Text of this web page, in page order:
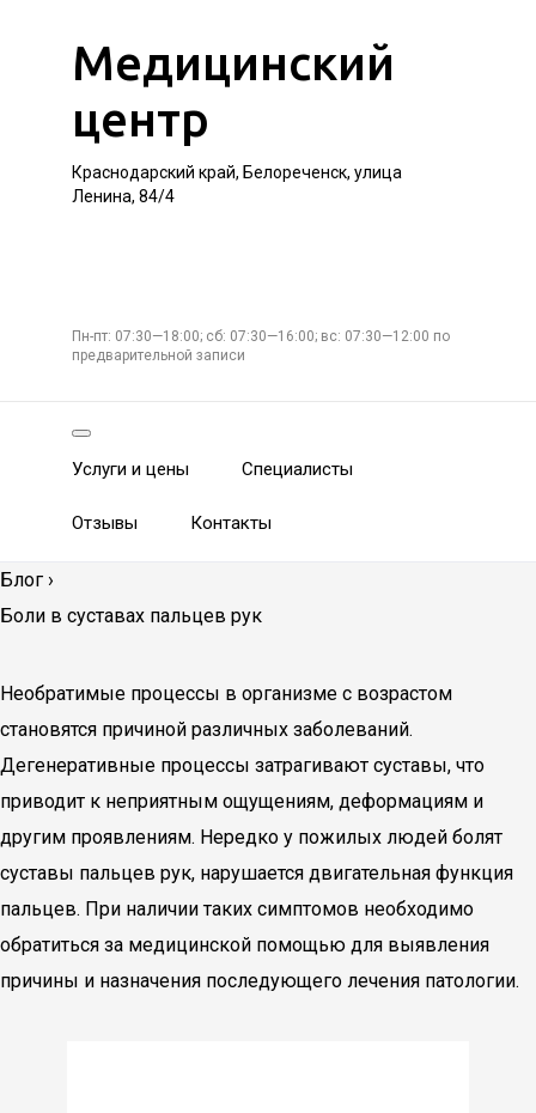
Медицинский
центр
Краснодарский край, Белореченск, улица
Ленина, 84/4
Пн-пт: 07:30—18:00; сб: 07:30—16:00; вс: 07:30—12:00 по
предварительной записи
Услуги и цены Специалисты
Отзывы Контакты
Блог ›
Боли в суставах пальцев рук
Необратимые процессы в организме с возрастом
становятся причиной различных заболеваний.
Дегенеративные процессы затрагивают суставы, что
приводит к неприятным ощущениям, деформациям и
другим проявлениям. Нередко у пожилых людей болят
суставы пальцев рук, нарушается двигательная функция
пальцев. При наличии таких симптомов необходимо
обратиться за медицинской помощью для выявления
причины и назначения последующего лечения патологии.